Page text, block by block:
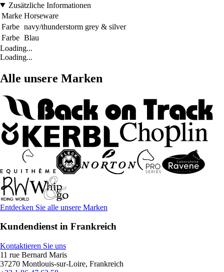
Zusätzliche Informationen
Marke Horseware
Farbe navy/thunderstorm grey & silver
Farbe Blau
Loading...
Loading...
Alle unsere Marken
Entdecken Sie alle unsere Marken
Kundendienst in Frankreich
Kontaktieren Sie uns
11 rue Bernard Maris
37270 Montlouis-sur-Loire, Frankreich